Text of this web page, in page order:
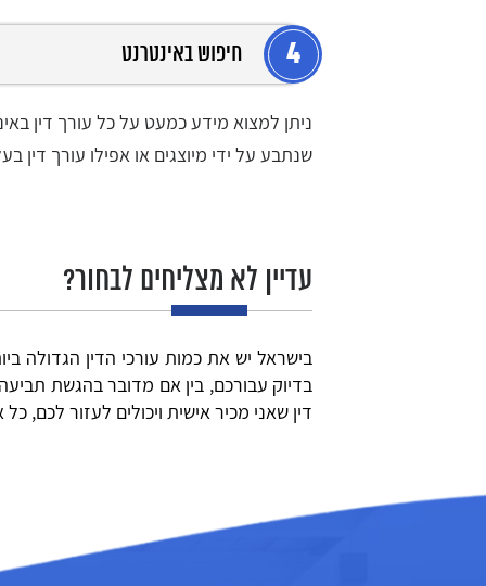
4 חיפוש באינטרנט
ניתן למצוא מידע כמעט על כל עורך דין
שנתבע על ידי מיוצגים או אפילו עורך דין
עדיין לא מצליחים לבחור?
בישראל יש את כמות עורכי הדין הגדולה
בדיוק עבורכם, בין אם מדובר בהגשת
דין שאני מכיר אישית ויכולים לעזור